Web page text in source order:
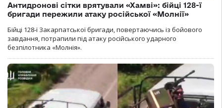
Антидронові сітки врятували «Хамві»: бійці 128-ї
бригади пережили атаку російської «Молнії»
Бійці 128-ї Закарпатської бригади, повертаючись із бойового
завдання, потрапили під атаку російського ударного
безпілотника «Молнія».